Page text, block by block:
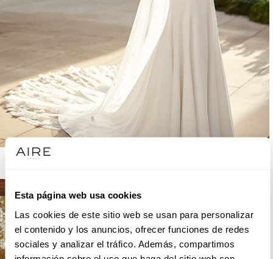
Esta página web usa cookies
Las cookies de este sitio web se usan para personalizar
el contenido y los anuncios, ofrecer funciones de redes
sociales y analizar el tráfico. Además, compartimos
AIRE BARCELONA